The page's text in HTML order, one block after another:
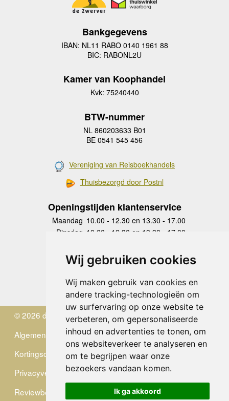
Wij gebruiken cookies
Wij maken gebruik van cookies en
andere tracking-technologieën om
uw surfervaring op onze website te
verbeteren, om gepersonaliseerde
inhoud en advertenties te tonen, om
ons websiteverkeer te analyseren en
om te begrijpen waar onze
bezoekers vandaan komen.
Ik ga akkoord
Bankgegevens
IBAN: NL11 RABO 0140 1961 88
BIC: RABONL2U
Kamer van Koophandel
Kvk: 75240440
BTW-nummer
NL 860203633 B01
BE 0541 545 456
Vereniging van Reisboekhandels
Thuisbezorgd door Postnl
Openingstijden klantenservice
Maandag 10.00 - 12.30 en 13.30 - 17.00
Dinsdag 10.00 - 12.30 en 13.30 - 17.00
Donderdag
10.00 - 12.30 en 13.30 - 17.00
Vrijdag 10.00 - 12.30 en 13.30 - 17.00
Zaterdag
gesloten
Zondag gesloten
© 2026 de Zwerver
Algemene Voorwaarden
Kortingscode
Privacyverklaring
Reviewbeleid